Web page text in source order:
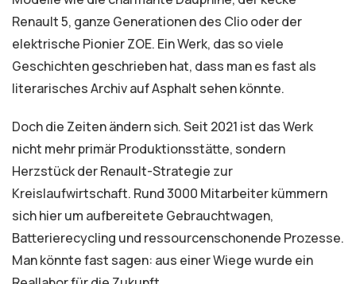
Renault 5, ganze Generationen des Clio oder der
elektrische Pionier ZOE. Ein Werk, das so viele
Geschichten geschrieben hat, dass man es fast als
literarisches Archiv auf Asphalt sehen könnte.
Doch die Zeiten ändern sich. Seit 2021 ist das Werk
nicht mehr primär Produktionsstätte, sondern
Herzstück der Renault-Strategie zur
Kreislaufwirtschaft. Rund 3000 Mitarbeiter kümmern
sich hier um aufbereitete Gebrauchtwagen,
Batterierecycling und ressourcenschonende Prozesse.
Man könnte fast sagen: aus einer Wiege wurde ein